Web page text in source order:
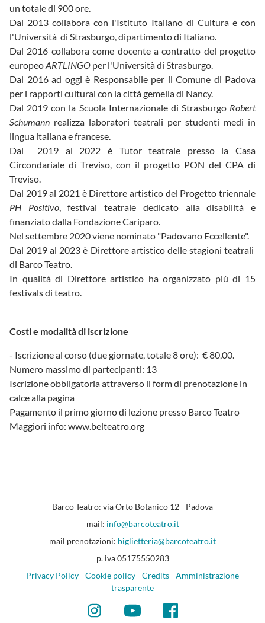
un totale di 900 ore.
Dal 2013 collabora con l'Istituto Italiano di Cultura e con
l'Università di Strasburgo, dipartimento di Italiano.
Dal 2016 collabora come docente a contratto del progetto
europeoARTLINGO per l'Università di Strasburgo.
Dal 2016 ad oggi è Responsabile per il Comune di Padova
per i rapporti culturai con la città gemella di Nancy.
Dal 2019 con la Scuola Internazionale di Strasburgo Robert
Schumann realizza laboratori teatrali per studenti medi in
lingua italiana e francese.
Dal 2019 al 2022 è Tutor teatrale presso la Casa
Circondariale di Treviso, con il progetto PON del CPA di
Treviso.
Dal 2019 al 2021 è Direttore artistico del Progetto triennale
PH Positivo, festival teatrale dedicato alla disabilità e
finanziato dalla Fondazione Cariparo.
Nel settembre 2020 viene nominato "Padovano Eccellente".
Dal 2019 al 2023 è Direttore artistico delle stagioni teatrali
di Barco Teatro.
In qualità di Direttore artistico ha organizzato più di 15
festivals di teatro.
Costi e modalità di iscrizione
- Iscrizione al corso (due giornate, totale 8 ore): € 80,00.
Numero massimo di partecipanti: 13
Iscrizione obbligatoria attraverso il form di prenotazione in
calce alla pagina
Pagamento il primo giorno di lezione presso Barco Teatro
Maggiori info: www.belteatro.org
Barco Teatro: via Orto Botanico 12 - Padova
mail: info@barcoteatro.it
mail prenotazioni: biglietteria@barcoteatro.it
p. iva 05175550283
Privacy Policy-Cookie policy-Credits-Amministrazione
trasparente